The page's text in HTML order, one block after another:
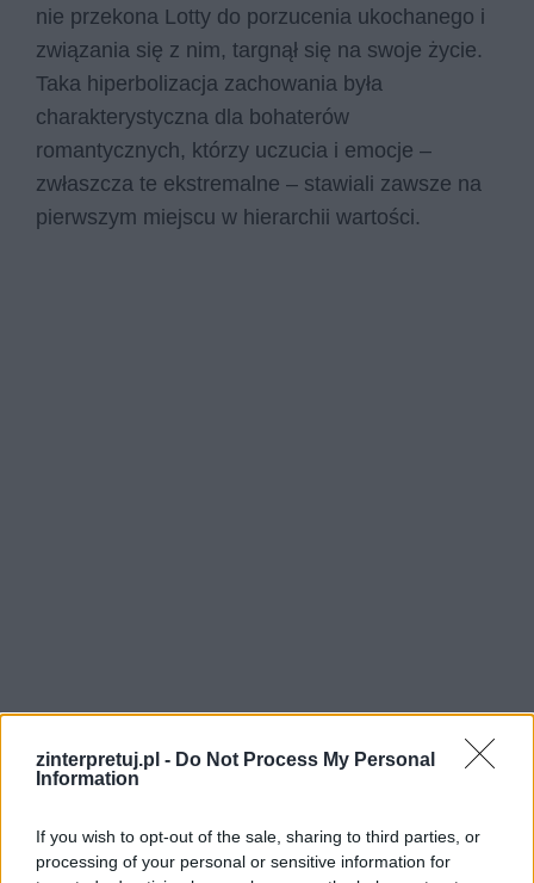
zinterpretuj.pl - Do Not Process My Personal
Information
If you wish to opt-out of the sale, sharing to third parties, or
processing of your personal or sensitive information for
nie przekona Lotty do porzucenia ukochanego i
związania się z nim, targnął się na swoje życie.
Taka hiperbolizacja zachowania była
charakterystyczna dla bohaterów
romantycznych, którzy uczucia i emocje –
zwłaszcza te ekstremalne – stawiali zawsze na
pierwszym miejscu w hierarchii wartości.
na przestrzeni wieków i zależało od tego, jakie